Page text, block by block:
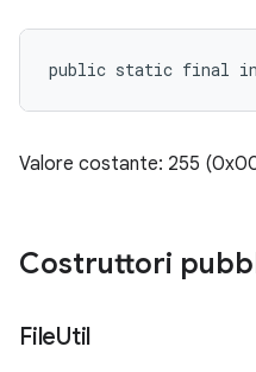
public static final int
Valore costante: 255
Costruttori
FileUtil